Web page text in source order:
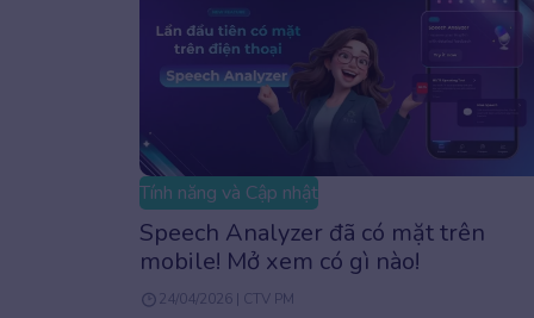
Tính năng và Cập nhật
Speech Analyzer đã có mặt trên
mobile! Mở xem có gì nào!
24/04/2026 | CTV PM